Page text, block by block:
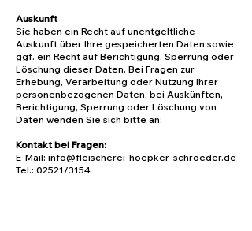
Auskunft
Sie haben ein Recht auf unentgeltliche
Auskunft über Ihre gespeicherten Daten sowie
ggf. ein Recht auf Berichtigung, Sperrung oder
Löschung dieser Daten. Bei Fragen zur
Erhebung, Verarbeitung oder Nutzung Ihrer
personenbezogenen Daten, bei Auskünften,
Berichtigung, Sperrung oder Löschung von
Daten wenden Sie sich bitte an:
Kontakt bei Fragen:
E-Mail: info@fleischerei-hoepker-schroeder.de
Tel.: 02521/3154